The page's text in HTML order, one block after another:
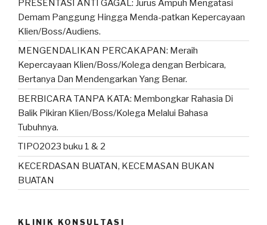
PRESENTASI ANTI GAGAL: Jurus Ampuh Mengatasi
Demam Panggung Hingga Menda-patkan Kepercayaan
Klien/Boss/Audiens.
MENGENDALIKAN PERCAKAPAN: Meraih
Kepercayaan Klien/Boss/Kolega dengan Berbicara,
Bertanya Dan Mendengarkan Yang Benar.
BERBICARA TANPA KATA: Membongkar Rahasia Di
Balik Pikiran Klien/Boss/Kolega Melalui Bahasa
Tubuhnya.
TIPO2023 buku 1 & 2
KECERDASAN BUATAN, KECEMASAN BUKAN
BUATAN
KLINIK KONSULTASI